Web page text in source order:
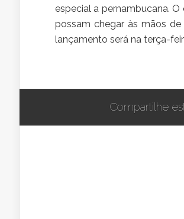
especial a pernambucana.
possam chegar às mãos
lançamento será na terça-
Compartilhe